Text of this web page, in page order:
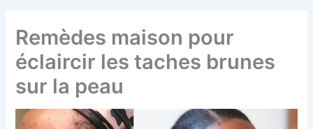
Remèdes maison pour
éclaircir les taches brunes
sur la peau